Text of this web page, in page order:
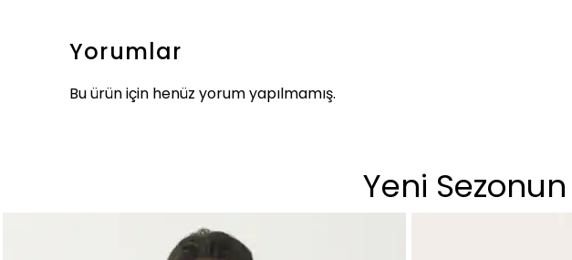
Yorumlar
Bu ürün için henüz yorum yapılmamış.
Yeni